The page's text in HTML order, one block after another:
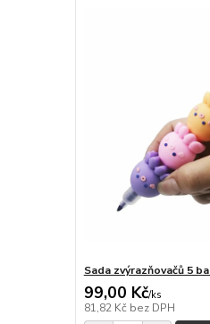
Sada zvýrazňovačů 5
99,00 Kč/ks
81,82 Kč bez DPH